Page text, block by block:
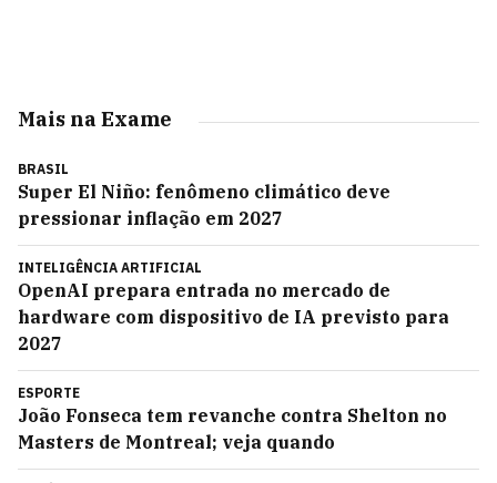
Mais na Exame
BRASIL
Super El Niño: fenômeno climático deve
pressionar inflação em 2027
INTELIGÊNCIA ARTIFICIAL
OpenAI prepara entrada no mercado de
hardware com dispositivo de IA previsto para
2027
ESPORTE
João Fonseca tem revanche contra Shelton no
Masters de Montreal; veja quando